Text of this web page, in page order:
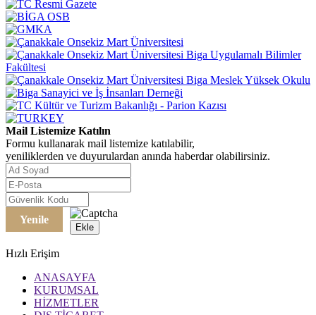
Mail Listemize Katılın
Formu kullanarak mail listemize katılabilir,
yeniliklerden ve duyurulardan anında haberdar olabilirsiniz.
Yenile
Ekle
Hızlı Erişim
ANASAYFA
KURUMSAL
HİZMETLER